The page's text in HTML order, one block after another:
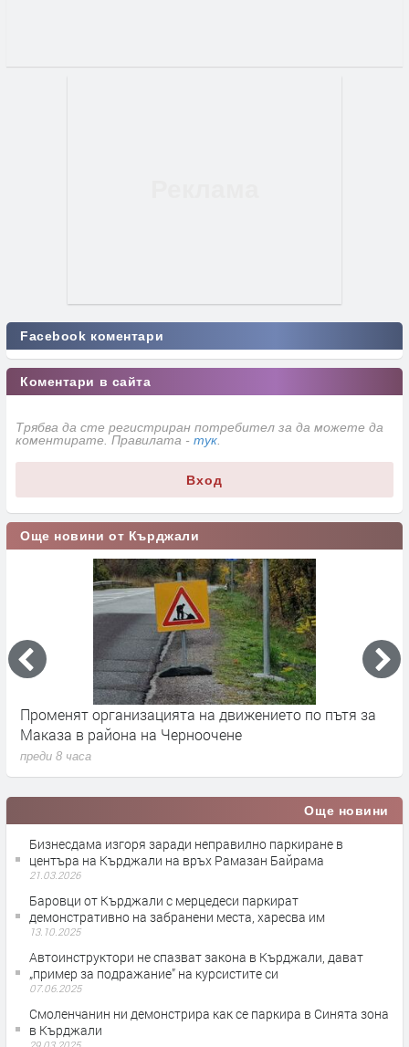
Facebook коментари
Коментари в сайта
Трябва да сте регистриран потребител за да можете да
коментирате. Правилата - тук
Вход
Още новини от Кърджали
Променят организацията на движението по пътя за
Маказа в района на Черноочене
преди 8 часа
Още новини
Бизнесдама изгоря заради неправилно паркиране в
центъра на Кърджали на връх Рамазан Байрама
21.03.2026
Баровци от Кърджали с мерцедеси паркират
демонстративно на забранени места, харесва им
13.10.2025
Автоинструктори не спазват закона в Кърджали, дават
„пример за подражание” на курсистите си
07.06.2025
Смоленчанин ни демонстрира как се паркира в Синята зона
в Кърджали